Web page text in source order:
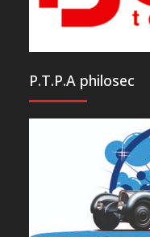
P.T.P.A philosec